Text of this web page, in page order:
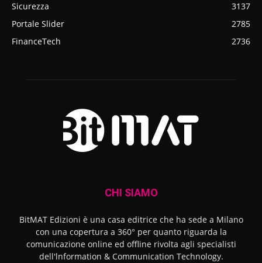
Sicurezza
3137
Portale Slider
2785
FinanceTech
2736
CHI SIAMO
BitMAT Edizioni è una casa editrice che ha sede a Milano
con una copertura a 360° per quanto riguarda la
comunicazione online ed offline rivolta agli specialisti
dell'lnformation & Communication Technology.